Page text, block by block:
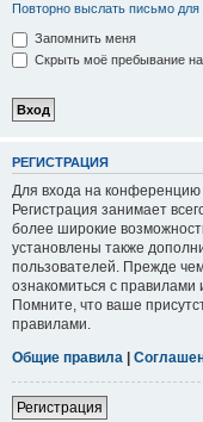
Повторно выслать письмо для
Запомнить меня
Скрыть моё пребывание
РЕГИСТРАЦИЯ
Для входа на
Регистрация занимает
более широкие
установлены также
пользователей. Прежде
ознакомиться с
Помните, что ваше
правилами.
Общие правила |
Регистрация